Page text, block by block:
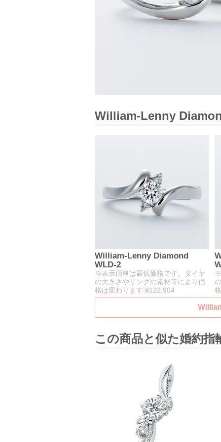
William-Lenny
William-Lenny Diamond
WLD-2
※表示価格は最低価格です。ダイヤ
の大きさやリングの素材等により価
格は変わります:¥122,904
※
この商品と似た婚約